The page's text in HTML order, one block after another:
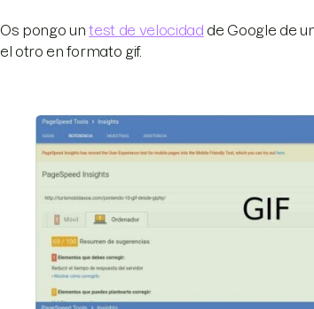
Os pongo untest de velocidad de Google de
el otro en formato gif.